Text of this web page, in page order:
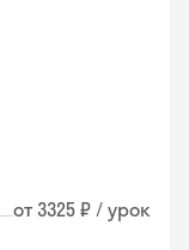
от 3325 ₽ / урок